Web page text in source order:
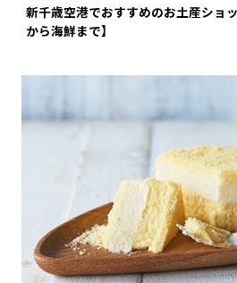
新千歳空港でおすすめのお土産ショ
から海鮮まで】